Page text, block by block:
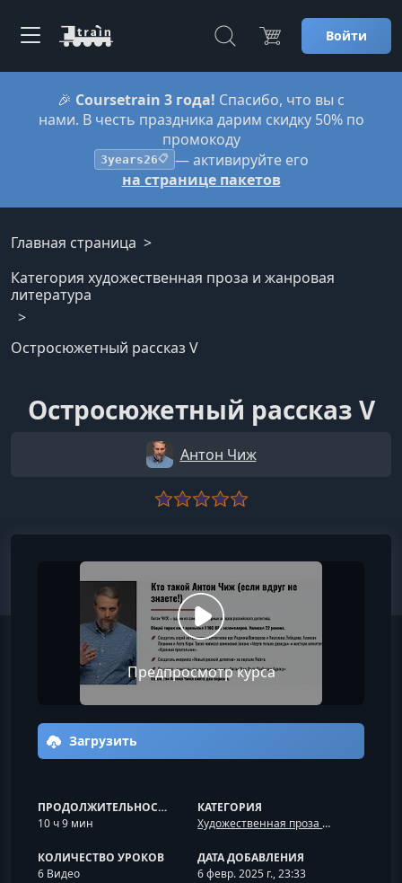
Войти
🎉 Coursetrain 3 года! Спасибо, что вы с
нами. В честь праздника дарим скидку 50% по
промокоду
3years26📋 — активируйте его
на странице пакетов
Главная страница
Категория художественная проза и жанровая
литература
Остросюжетный рассказ V
Остросюжетный рассказ V
Антон Чиж
Предпросмотр курса
Загрузить
ПРОДОЛЖИТЕЛЬНОСТЬ
10 ч 9 мин
КАТЕГОРИЯ
Художественная проза и жанровая литература
КОЛИЧЕСТВО УРОКОВ
6 Видео
ДАТА ДОБАВЛЕНИЯ
6 февр. 2025 г., 23:33